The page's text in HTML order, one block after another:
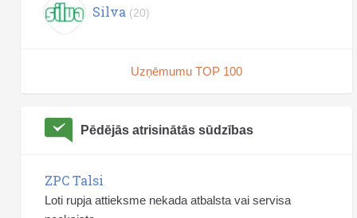
Silva (20)
Uzņēmumu TOP 100
Pēdējās atrisinātās sūdzības
ZPC Talsi
Loti rupja attieksme nekada atbalsta vai servisa